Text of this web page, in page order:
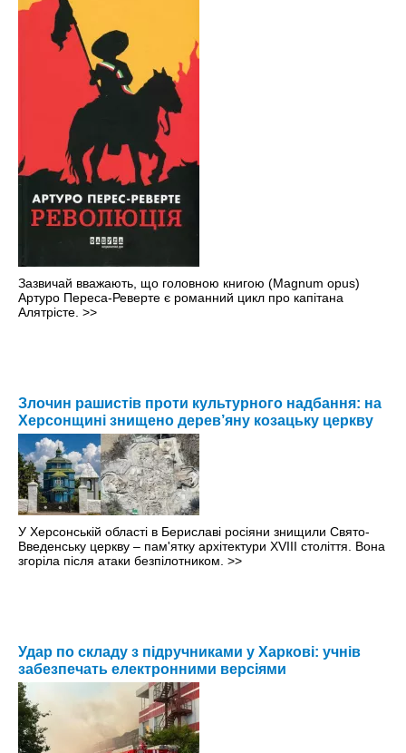
Зазвичай вважають, що головною книгою (Magnum opus)
Артуро Переса-Реверте є романний цикл про капітана
Алятрісте. >>
Злочин рашистів проти культурного надбання: на
Херсонщині знищено дерев’яну козацьку церкву
У Херсонській області в Бериславі росіяни знищили Свято-
Введенську церкву – пам'ятку архітектури XVIII століття. Вона
згоріла після атаки безпілотником. >>
Удар по складу з підручниками у Харкові: учнів
забезпечать електронними версіями